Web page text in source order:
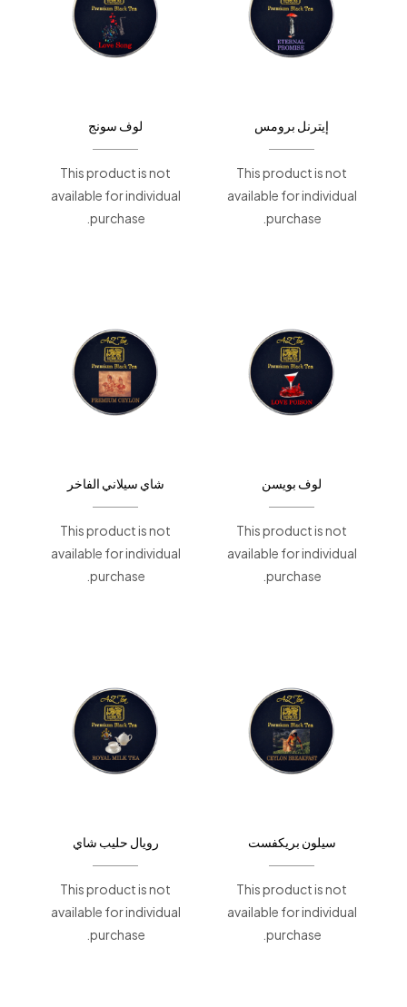
إيترنل برومس
This product is not
available for individual
purchase.
لوف سونج
This product is not
available for individual
purchase.
لوف بويسن
This product is not
available for individual
purchase.
شاي سيلاني الفاخر
This product is not
available for individual
purchase.
سيلون بريكفست
This product is not
available for individual
purchase.
رويال حليب شاي
This product is not
available for individual
purchase.